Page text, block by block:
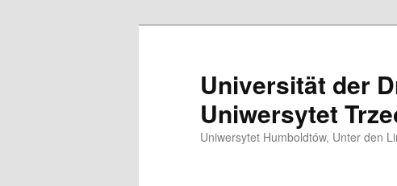
Universität der
Uniwersytet
Uniwersytet Humboldtów, Unter den